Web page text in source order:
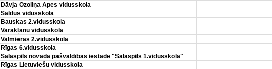
Dāvja Ozoliņa Apes vidusskola
Saldus vidusskola
Bauskas 2.vidusskola
Varakļānu vidusskola
Valmieras 2.vidusskola
Rīgas 6.vidusskola
Salaspils novada pašvaldības iestāde "Salaspils 1.vidusskola"
Rīgas Lietuviešu vidusskola